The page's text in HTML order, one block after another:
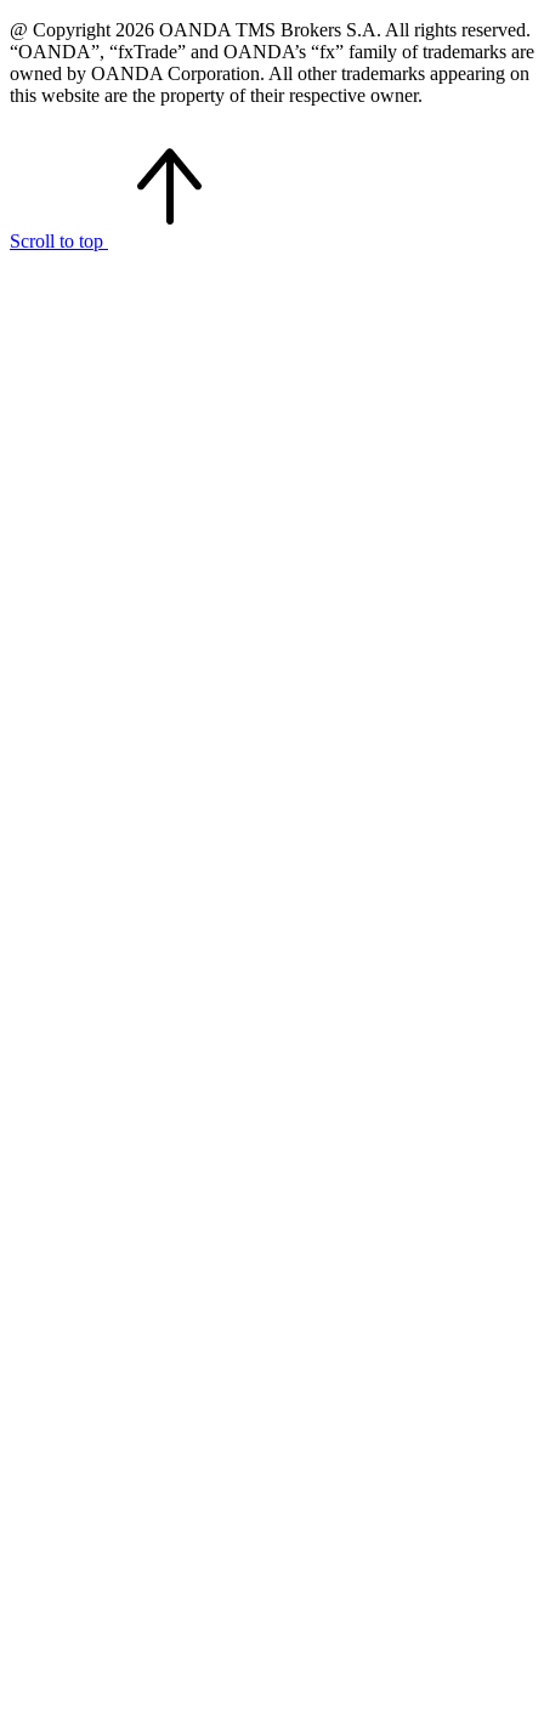
@ Copyright 2026 OANDA TMS Brokers S.A. All rights reserved.
“OANDA”, “fxTrade” and OANDA’s “fx” family of trademarks are
owned by OANDA Corporation. All other trademarks appearing on
this website are the property of their respective owner.
Scroll to top